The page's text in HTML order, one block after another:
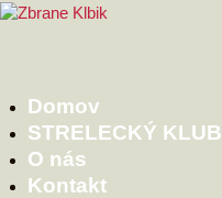
Domov
STRELECKÝ KLUB
O nás
Kontakt